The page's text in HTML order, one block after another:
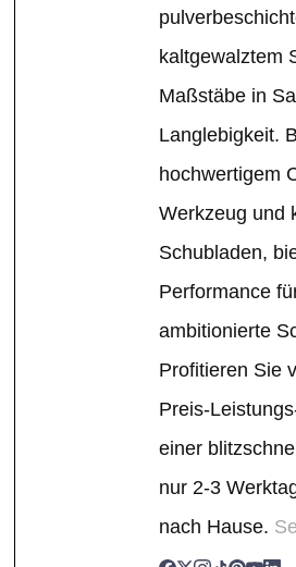
kaltgewalztem
Maßstäbe in
Langlebigkeit.
hochwertigem
Werkzeug und
Schubladen,
Performance
ambitionierte
Profitieren Sie
Preis-
einer
nur 2-3
nach Hause.